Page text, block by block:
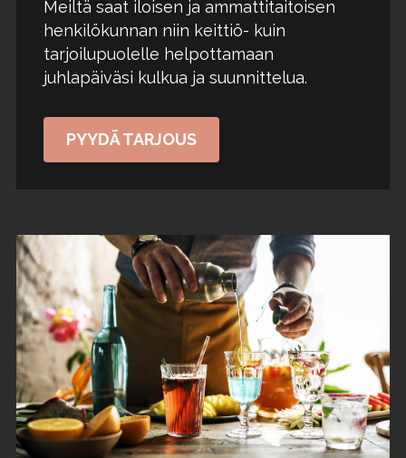
Meiltä saat iloisen ja ammattitaitoisen
henkilökunnan niin keittiö- kuin
tarjoilupuolelle helpottamaan
juhlapäiväsi kulkua ja suunnittelua.
PYYDÄ TARJOUS